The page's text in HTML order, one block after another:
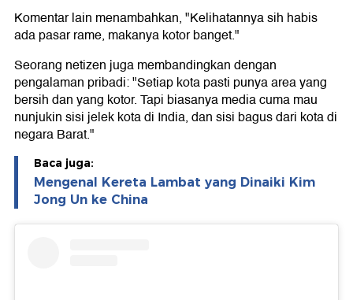
Komentar lain menambahkan, "Kelihatannya sih habis
ada pasar rame, makanya kotor banget."
Seorang netizen juga membandingkan dengan
pengalaman pribadi: "Setiap kota pasti punya area yang
bersih dan yang kotor. Tapi biasanya media cuma mau
nunjukin sisi jelek kota di India, dan sisi bagus dari kota di
negara Barat."
Baca juga:
Mengenal Kereta Lambat yang Dinaiki Kim
Jong Un ke China